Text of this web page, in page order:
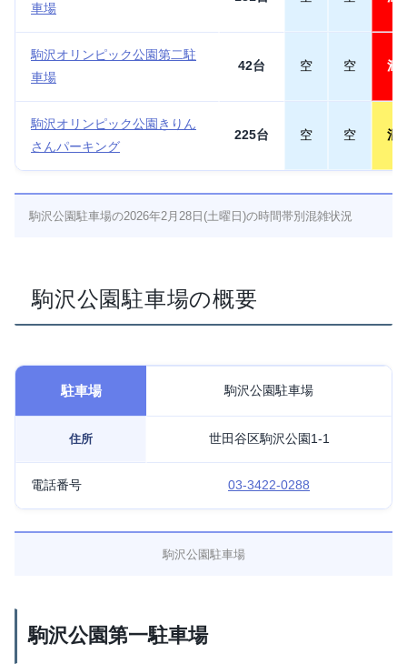
車場
駒沢オリンピック公園第二駐
車場
42台 空 空 満
駒沢オリンピック公園きりん
さんパーキング
225台 空 空 混
駒沢公園駐車場の2026年2月28日(土曜日)の時間帯別混雑状況
駒沢公園駐車場の概要
駐車場 駒沢公園駐車場
住所 世田谷区駒沢公園1-1
電話番号 03-3422-0288
駒沢公園駐車場
駒沢公園第一駐車場